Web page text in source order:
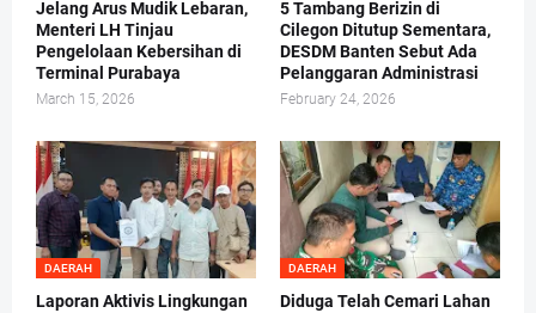
Jelang Arus Mudik Lebaran,
Menteri LH Tinjau
Pengelolaan Kebersihan di
Terminal Purabaya
March 15, 2026
5 Tambang Berizin di
Cilegon Ditutup Sementara,
DESDM Banten Sebut Ada
Pelanggaran Administrasi
February 24, 2026
DAERAH
Laporan Aktivis Lingkungan
DAERAH
Diduga Telah Cemari Lahan